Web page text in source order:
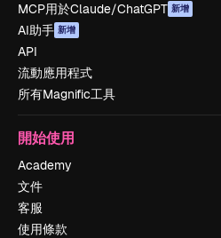
MCP用於Claude/ChatGPT 新增
AI助手 新增
API
流動應用程式
所有Magnific工具
開始使用
Academy
文件
客服
使用條款